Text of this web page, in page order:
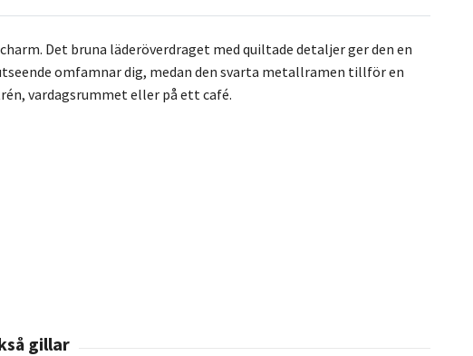
Det bruna läderöverdraget med quiltade detaljer ger den en
omfamnar dig, medan den svarta metallramen tillför en
vardagsrummet eller på ett café.